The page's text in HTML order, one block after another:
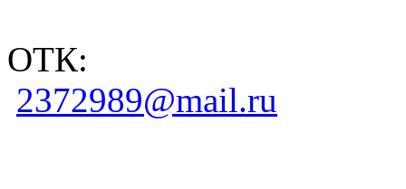
ОТК:
2372989@mail.ru